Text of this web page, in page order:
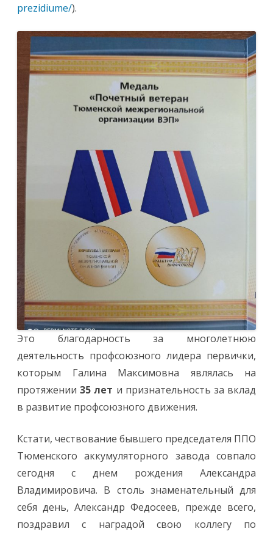
prezidiume/).
Это благодарность за многолетнюю
деятельность профсоюзного лидера первички,
которым Галина Максимовна являлась на
протяжении35 лет и признательность за вклад
в развитие профсоюзного движения.
Кстати, чествование бывшего председателя ППО
Тюменского аккумуляторного завода совпало
сегодня с днем рождения Александра
Владимировича. В столь знаменательный для
себя день, Александр Федосеев, прежде всего,
поздравил с наградой свою коллегу по